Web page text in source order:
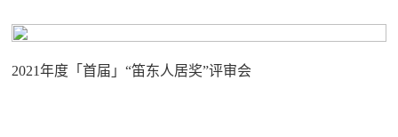
2021年度「首届」“笛东人居奖”评审会